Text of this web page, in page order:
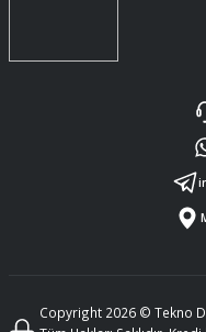
Copyright 2026 © Tekno